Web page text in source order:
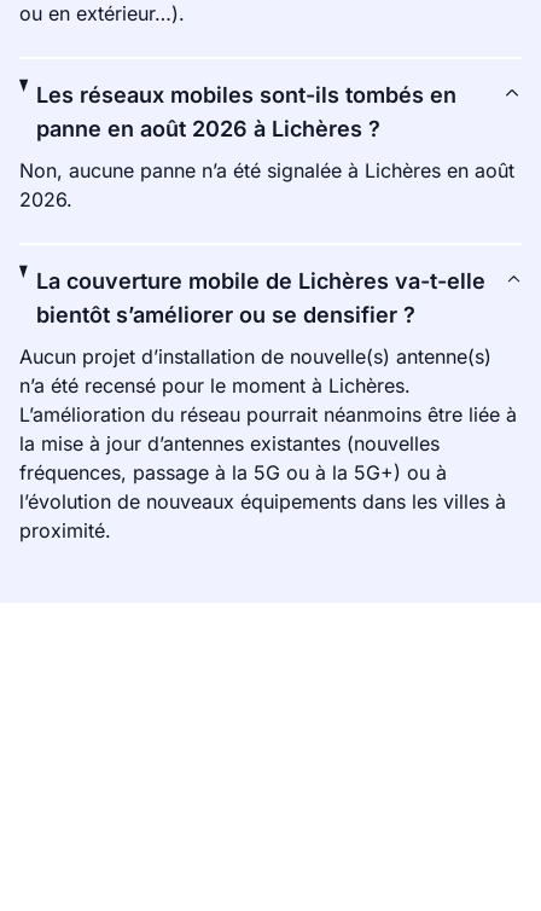
ou en extérieur…).
Les réseaux mobiles sont-ils tombés en
panne en août 2026 à Lichères ?
Non, aucune panne n’a été signalée à Lichères en août
2026.
La couverture mobile de Lichères va-t-elle
bientôt s’améliorer ou se densifier ?
Aucun projet d’installation de nouvelle(s) antenne(s)
n’a été recensé pour le moment à Lichères.
L’amélioration du réseau pourrait néanmoins être liée à
la mise à jour d’antennes existantes (nouvelles
fréquences, passage à la 5G ou à la 5G+) ou à
l’évolution de nouveaux équipements dans les villes à
proximité.